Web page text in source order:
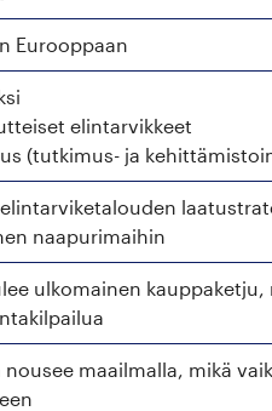
Eurooppaan
elintarvikkeet
(tutkimus- ja
naapurimaihin
ulkomainen kauppaketju,
nousee maailmalla, mikä